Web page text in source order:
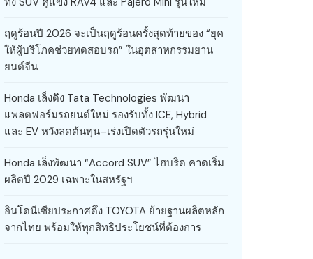
ฤดูร้อนปี 2026 จะเป็นฤดูร้อนครั้งสุดท้ายของ “ยุค
ให้ผู้บริโภคช่วยทดสอบรถ” ในอุตสาหกรรมยาน
ยนต์จีน
Honda เล็งดึง Tata Technologies พัฒนา
แพลตฟอร์มรถยนต์ใหม่ รองรับทั้ง ICE, Hybrid
และ EV หวังลดต้นทุน–เร่งเปิดตัวรถรุ่นใหม่
Honda เล็งพัฒนา “Accord SUV” ไฮบริด คาดเริ่ม
ผลิตปี 2029 เฉพาะในสหรัฐฯ
อินโดนีเซียประกาศดึง TOYOTA ย้ายฐานผลิตหลัก
จากไทย พร้อมให้ทุกสิทธิประโยชน์ที่ต้องการ